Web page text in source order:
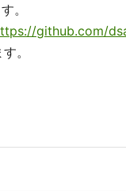
。
github.com/
。